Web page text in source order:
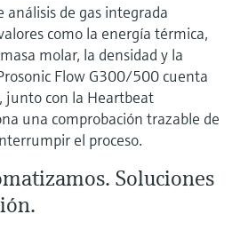
análisis de gas integrada
como la energía térmica,
molar, la densidad y la
Flow G300/500 cuenta
junto con la Heartbeat
una comprobación trazable de
el proceso.
Soluciones